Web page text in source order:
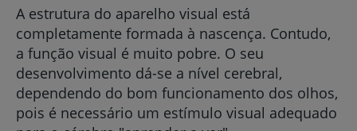
A estrutura do aparelho visual está
completamente formada à nascença. Contudo,
a função visual é muito pobre. O seu
desenvolvimento dá-se a nível cerebral,
dependendo do bom funcionamento dos olhos,
pois é necessário um estímulo visual adequado